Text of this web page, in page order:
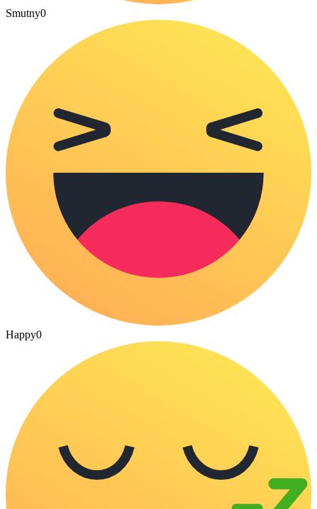
Smutny0
Happy0